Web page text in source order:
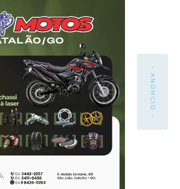
- ANÚNCIO -